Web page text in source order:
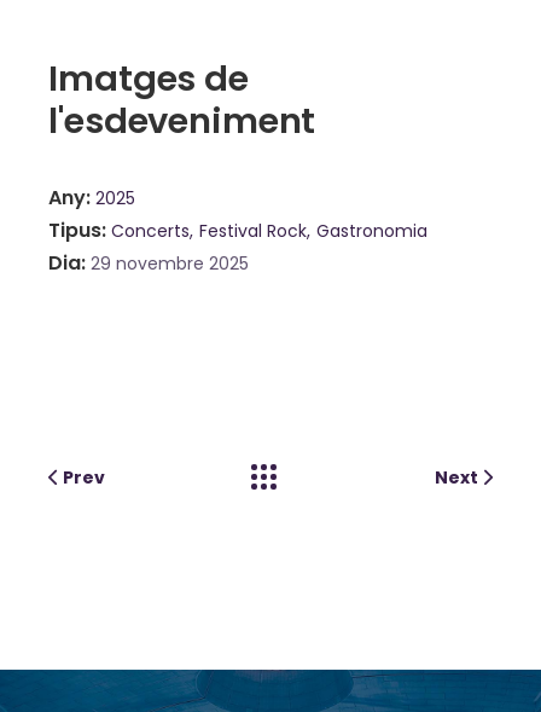
Imatges de
l'esdeveniment
Any 2025
Tipus Concerts Festival Rock Gastronomia
Dia 29 novembre 2025
Prev Next